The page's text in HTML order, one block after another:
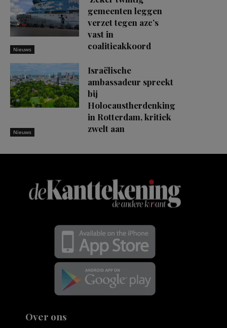
Nieuws
gemeenten leggen
verzet tegen azc’s
vast in
coalitieakkoord
Nieuws
Israëlische
ambassadeur spreekt
bij
Holocaustherdenking
in Rotterdam, kritiek
zwelt aan
Over ons